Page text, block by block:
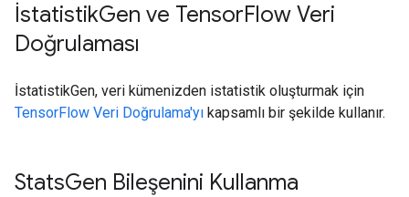
İstatistikGen ve TensorFlow Veri
Doğrulaması
İstatistikGen, veri kümenizden istatistik oluşturmak için
TensorFlow Veri Doğrulama'yı kapsamlı bir şekilde kullanır.
StatsGen Bileşenini Kullanma